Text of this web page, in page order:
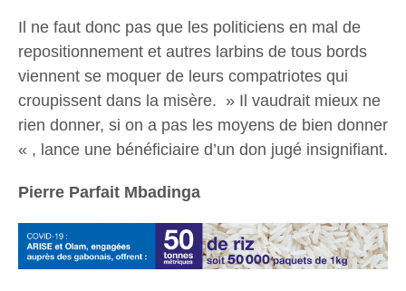
Il ne faut donc pas que les politiciens en mal de
repositionnement et autres larbins de tous bords
viennent se moquer de leurs compatriotes qui
croupissent dans la misère. » Il vaudrait mieux ne
rien donner, si on a pas les moyens de bien donner
« , lance une bénéficiaire d’un don jugé insignifiant.
Pierre Parfait Mbadinga